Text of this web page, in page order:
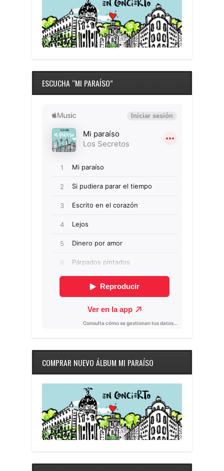
ESCUCHA “MI PARAÍSO”
COMPRAR NUEVO ÁLBUM MI PARAÍSO